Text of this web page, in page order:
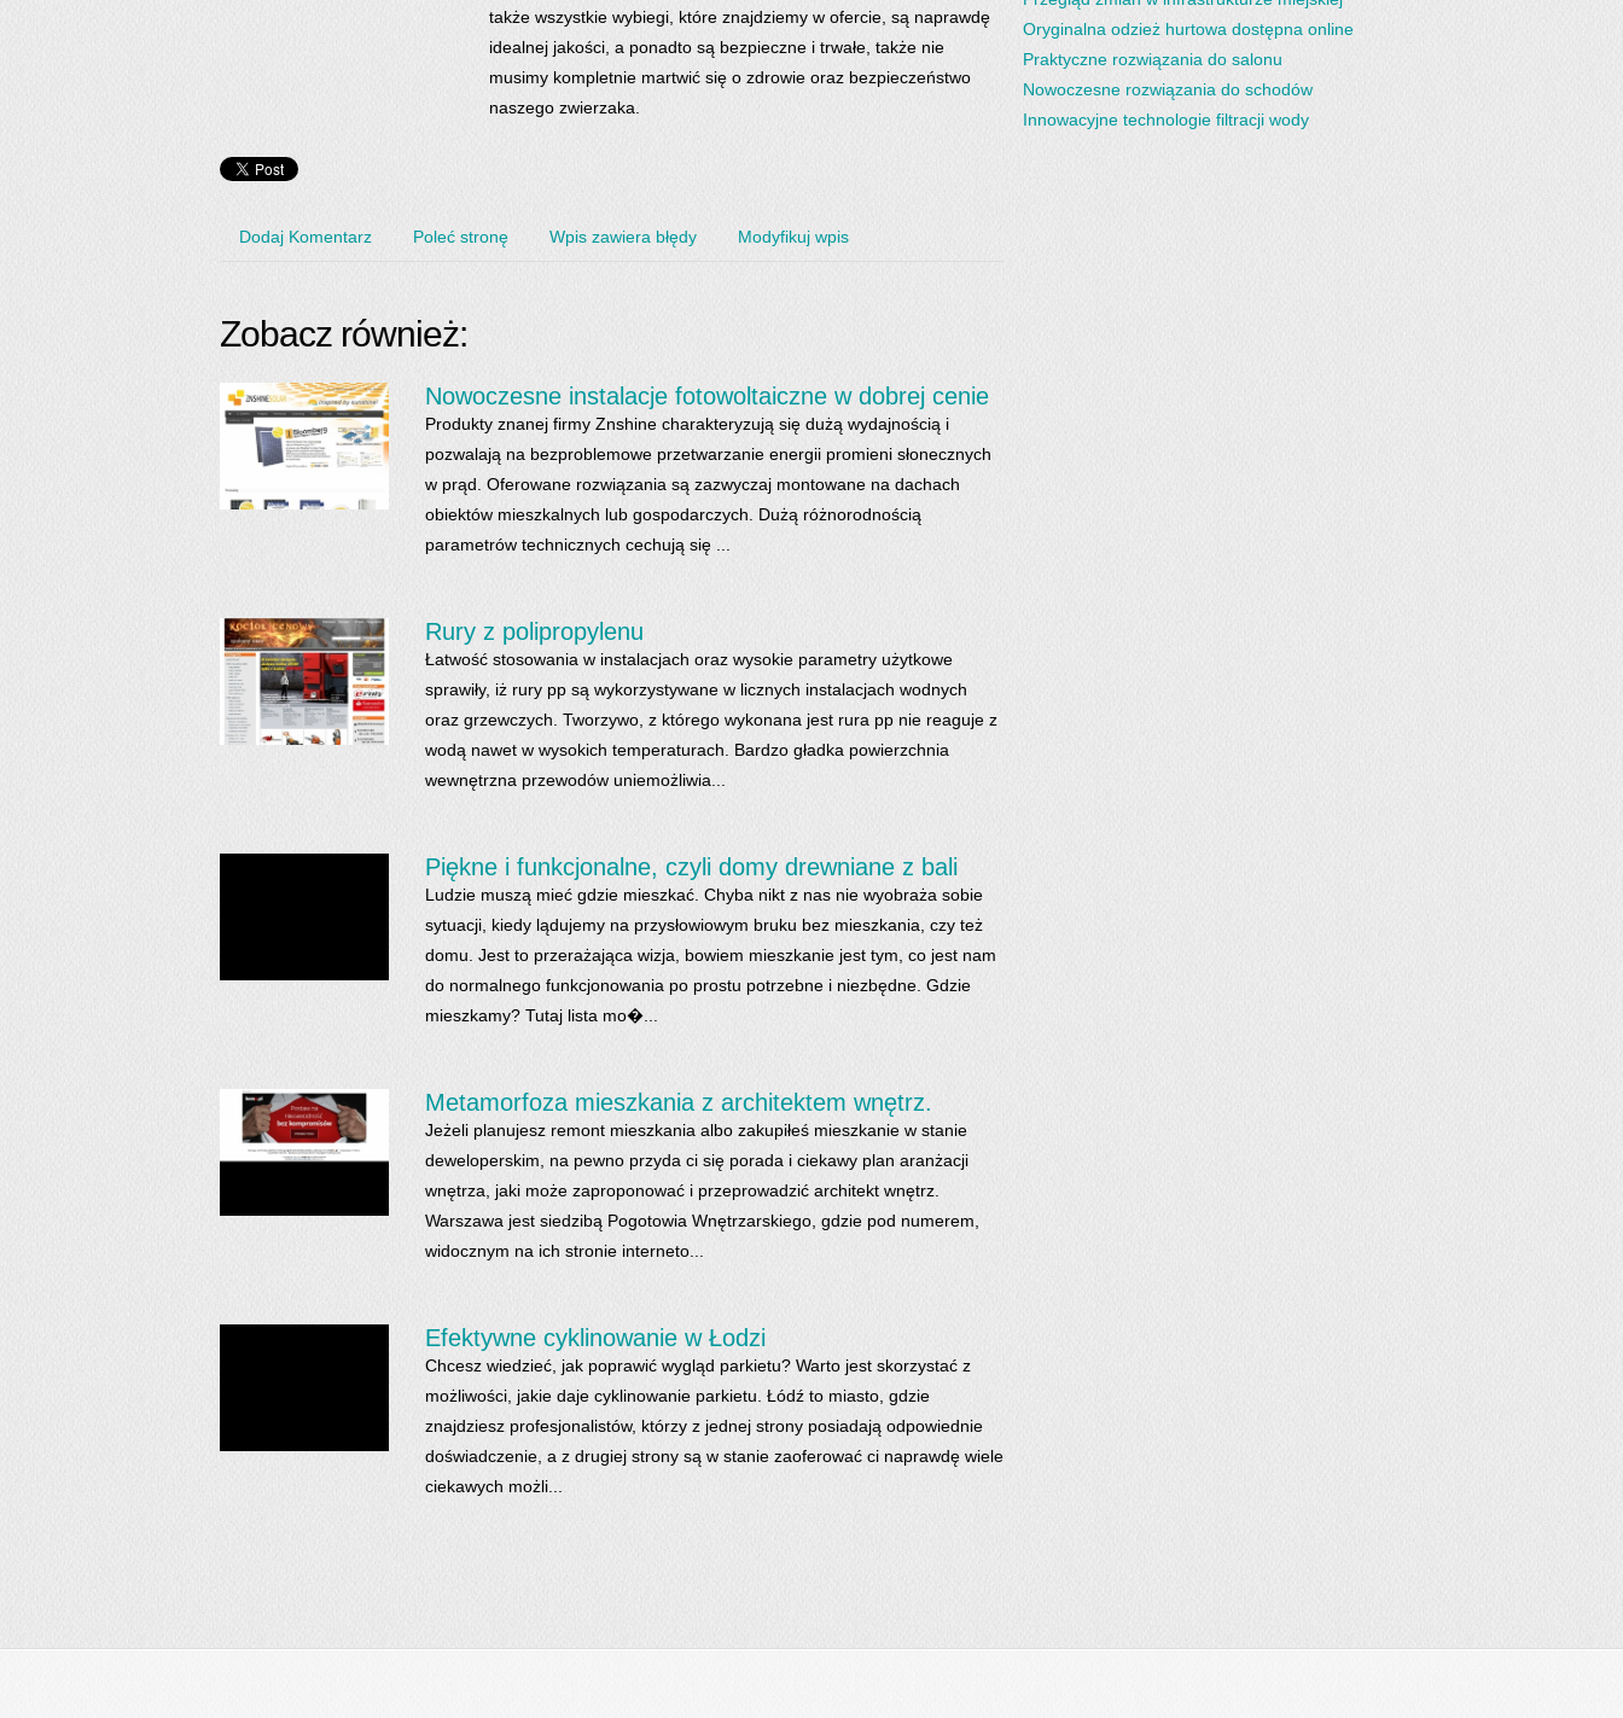
także wszystkie wybiegi, które znajdziemy w ofercie, są naprawdę
idealnej jakości, a ponadto są bezpieczne i trwałe, także nie
musimy kompletnie martwić się o zdrowie oraz bezpieczeństwo
naszego zwierzaka.
Dodaj Komentarz Poleć stronę Wpis zawiera błędy Modyfikuj wpis
Zobacz również:
Nowoczesne instalacje fotowoltaiczne w dobrej cenie
Produkty znanej firmy Znshine charakteryzują się dużą wydajnością i
pozwalają na bezproblemowe przetwarzanie energii promieni słonecznych
w prąd. Oferowane rozwiązania są zazwyczaj montowane na dachach
obiektów mieszkalnych lub gospodarczych. Dużą różnorodnością
parametrów technicznych cechują się ...
Rury z polipropylenu
Łatwość stosowania w instalacjach oraz wysokie parametry użytkowe
sprawiły, iż rury pp są wykorzystywane w licznych instalacjach wodnych
oraz grzewczych. Tworzywo, z którego wykonana jest rura pp nie reaguje z
wodą nawet w wysokich temperaturach. Bardzo gładka powierzchnia
wewnętrzna przewodów uniemożliwia...
Piękne i funkcjonalne, czyli domy drewniane z bali
Ludzie muszą mieć gdzie mieszkać. Chyba nikt z nas nie wyobraża sobie
sytuacji, kiedy lądujemy na przysłowiowym bruku bez mieszkania, czy też
domu. Jest to przerażająca wizja, bowiem mieszkanie jest tym, co jest nam
do normalnego funkcjonowania po prostu potrzebne i niezbędne. Gdzie
mieszkamy? Tutaj lista mo�...
Metamorfoza mieszkania z architektem wnętrz.
Jeżeli planujesz remont mieszkania albo zakupiłeś mieszkanie w stanie
deweloperskim, na pewno przyda ci się porada i ciekawy plan aranżacji
wnętrza, jaki może zaproponować i przeprowadzić architekt wnętrz.
Warszawa jest siedzibą Pogotowia Wnętrzarskiego, gdzie pod numerem,
widocznym na ich stronie interneto...
Efektywne cyklinowanie w Łodzi
Chcesz wiedzieć, jak poprawić wygląd parkietu? Warto jest skorzystać z
możliwości, jakie daje cyklinowanie parkietu. Łódź to miasto, gdzie
znajdziesz profesjonalistów, którzy z jednej strony posiadają odpowiednie
doświadczenie, a z drugiej strony są w stanie zaoferować ci naprawdę wiele
ciekawych możli...
Oryginalna odzież hurtowa dostępna online
Praktyczne rozwiązania do salonu
Nowoczesne rozwiązania do schodów
Innowacyjne technologie filtracji wody